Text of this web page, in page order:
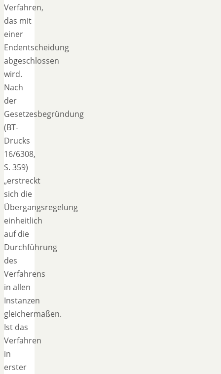
Verfahren,
das mit
einer
Endentscheidung
abgeschlossen
wird.
Nach
der
Gesetzesbegründung
(BT-
Drucks
16/6308,
S. 359)
„erstreckt
sich die
Übergangsregelung
einheitlich
auf die
Durchführung
des
Verfahrens
in allen
Instanzen
gleichermaßen.
Ist das
Verfahren
in
erster